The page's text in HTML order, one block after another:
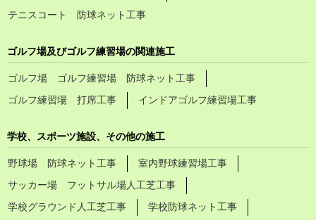
テニスコート 防球ネット工事
ゴルフ場及びゴルフ練習場の関連施工
ゴルフ場 ゴルフ練習場 防球ネット工事
ゴルフ練習場 打席工事 インドアゴルフ練習場工事
学校、スポーツ施設、その他の施工
野球場 防球ネット工事 室内野球練習場工事
サッカー場 フットサル場人工芝工事
学校グラウンド人工芝工事 学校防球ネット工事